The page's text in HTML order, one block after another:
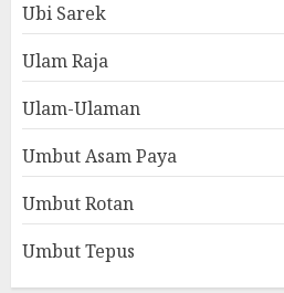
Ubi Sarek
Ulam Raja
Ulam-Ulaman
Umbut Asam Paya
Umbut Rotan
Umbut Tepus